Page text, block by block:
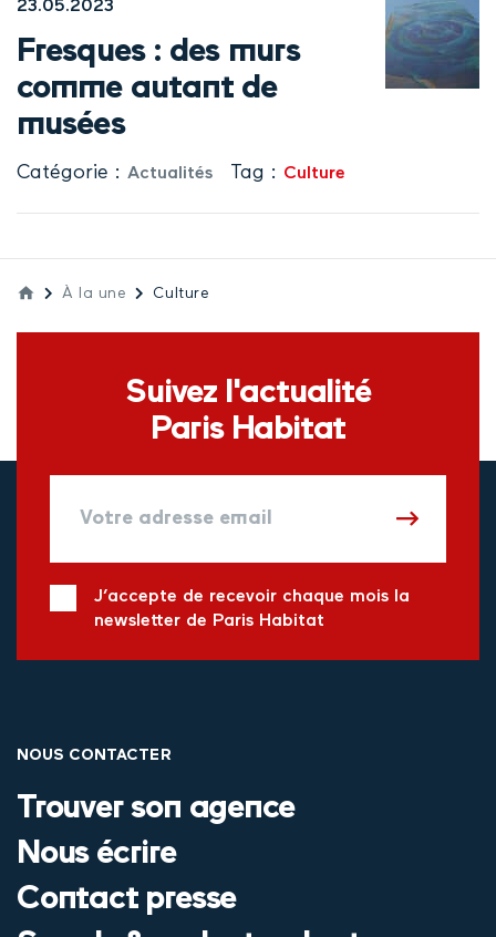
23.05.2023
Fresques : des murs
comme autant de
musées
Catégorie : Actualités Tag : Culture
À la une Culture
Suivez l'actualité
Paris Habitat
J’accepte de recevoir chaque mois la
newsletter de Paris Habitat
NOUS CONTACTER
Trouver son agence
Nous écrire
Contact presse